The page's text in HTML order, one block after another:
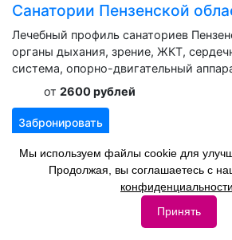
Санатории Пензенской
Лечебный профиль санаториев
органы дыхания, зрение, ЖКТ,
система, опорно-двигательный
от 2600 рублей
Забронировать
Санатории Амурской области
Мы используем файлы cookie для
Продолжая, вы соглашаетесь с
конфиденциальности
Принять